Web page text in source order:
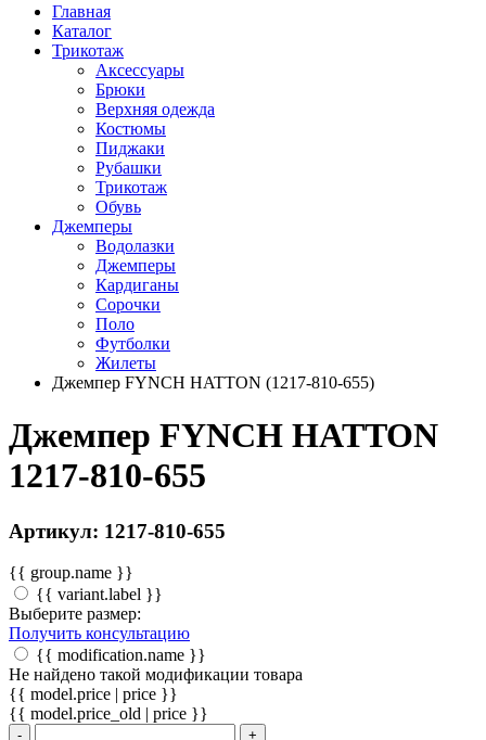
Главная
Каталог
Трикотаж
Аксессуары
Брюки
Верхняя одежда
Костюмы
Пиджаки
Рубашки
Трикотаж
Обувь
Джемперы
Водолазки
Джемперы
Кардиганы
Сорочки
Поло
Футболки
Жилеты
Джемпер FYNCH HATTON (1217-810-655)
Джемпер FYNCH HATTON
1217-810-655
Артикул: 1217-810-655
{{ group.name }}
{{ variant.label }}
Выберите размер:
Получить консультацию
{{ modification.name }}
Не найдено такой модификации товара
{{ model.price | price }}
{{ model.price_old | price }}
-
+